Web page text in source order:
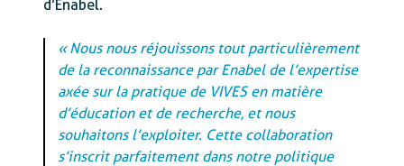
d’Enabel.
« Nous nous réjouissons tout particulièrement
de la reconnaissance par Enabel de l’expertise
axée sur la pratique de VIVES en matière
d’éducation et de recherche, et nous
souhaitons l’exploiter. Cette collaboration
s’inscrit parfaitement dans notre politique